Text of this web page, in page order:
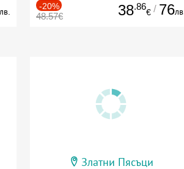
лв.
-20%
48.57€ 38.86
€ / 76лв.
Златни Пясъци